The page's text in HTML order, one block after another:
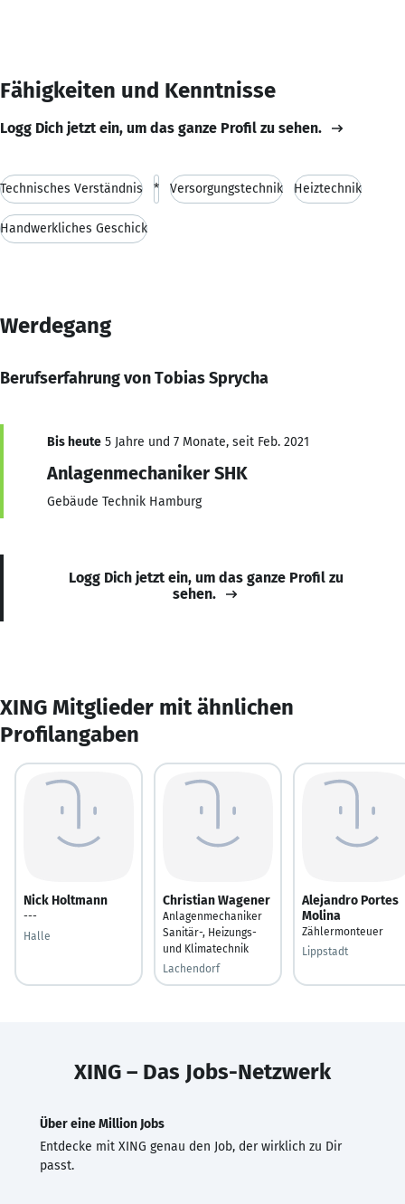
Fähigkeiten und Kenntnisse
Logg Dich jetzt ein, um das ganze Profil zu sehen.
Technisches Verständnis * Versorgungstechnik Heiztechnik
Handwerkliches Geschick
Werdegang
Berufserfahrung von Tobias Sprycha
Bis heute 5 Jahre und 7 Monate, seit Feb. 2021
Anlagenmechaniker SHK
Gebäude Technik Hamburg
Logg Dich jetzt ein, um das ganze Profil zu
sehen.
XING Mitglieder mit ähnlichen
Profilangaben
Nick Holtmann
---
Halle
Christian Wagener
Anlagenmechaniker
Sanitär-, Heizungs-
und Klimatechnik
Lachendorf
Alejandro Portes
Molina
Zählermonteuer
Lippstadt
XING – Das Jobs-Netzwerk
Über eine Million Jobs
Entdecke mit XING genau den Job, der wirklich zu Dir
passt.